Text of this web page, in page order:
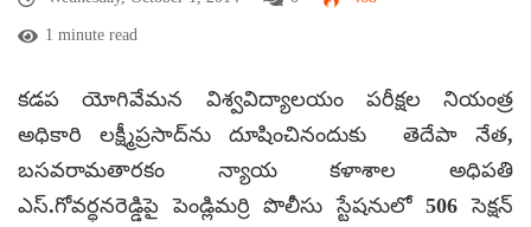
1 minute read
కడప యోగివేమన విశ్వవిద్యాలయం పరీక్షల నియంత్ర
అధికారి లక్ష్మీప్రసాద్‌ను దూషించినందుకు తెదేపా నేత,
బసవరామతారకం న్యాయ కళాశాల అధిపతి
ఎస్.గోవర్ధనరెడ్డిపై పెండ్లిమర్రి పొలీసు స్టేషనులో 506 సెక్షన్